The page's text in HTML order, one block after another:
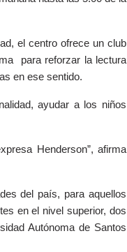
el centro ofrece un club
para reforzar la lectura
en ese sentido.
ayudar a los niños
Henderson”, afirma
del país, para aquellos
en el nivel superior, dos
Autónoma de Santos